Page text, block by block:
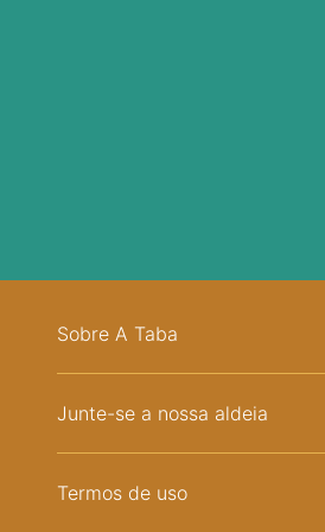
Sobre A Taba
Junte-se a nossa aldeia
Termos de uso